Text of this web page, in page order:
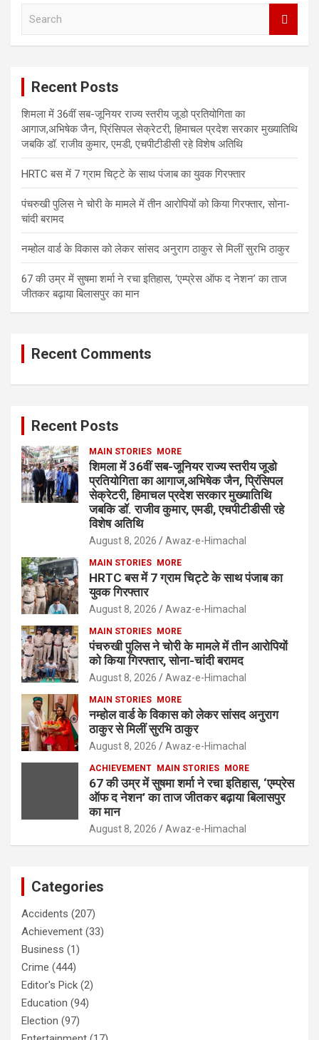
Recent Posts
शिमला में 36वीं सब-जूनियर राज्य स्तरीय जूडो प्रतियोगिता का
आगाज,अभिषेक जैन, प्रिंसिपल सेक्रेटरी, हिमाचल प्रदेश सरकार मुख्यातिथि
जबकि डॉ. राजीव कुमार, एमडी, एचपीटीडीसी रहे विशेष अतिथि
HRTC बस में 7 ग्राम चिट्टे के साथ पंजाब का युवक गिरफ्तार
पंचरुखी पुलिस ने चोरी के मामले में तीन आरोपियों को किया गिरफ्तार, सोना-
चांदी बरामद
नम्होल वार्ड के विकास को लेकर सांसद अनुराग ठाकुर से मिलीं सुरभि ठाकुर
67 की उम्र में सुषमा शर्मा ने रचा इतिहास, ‘एम्प्रेस ऑफ द नेशन’ का ताज
जीतकर बढ़ाया बिलासपुर का मान
Recent Comments
Recent Posts
MAIN STORIES MORE
शिमला में 36वीं सब-जूनियर राज्य स्तरीय जूडो
प्रतियोगिता का आगाज,अभिषेक जैन, प्रिंसिपल
सेक्रेटरी, हिमाचल प्रदेश सरकार मुख्यातिथि
जबकि डॉ. राजीव कुमार, एमडी, एचपीटीडीसी रहे
विशेष अतिथि
August 8, 2026 Awaz-e-Himachal
MAIN STORIES MORE
HRTC बस में 7 ग्राम चिट्टे के साथ पंजाब का
युवक गिरफ्तार
August 8, 2026 Awaz-e-Himachal
MAIN STORIES MORE
पंचरुखी पुलिस ने चोरी के मामले में तीन आरोपियों
को किया गिरफ्तार, सोना-चांदी बरामद
August 8, 2026 Awaz-e-Himachal
MAIN STORIES MORE
नम्होल वार्ड के विकास को लेकर सांसद अनुराग
ठाकुर से मिलीं सुरभि ठाकुर
August 8, 2026 Awaz-e-Himachal
ACHIEVEMENT MAIN STORIES MORE
67 की उम्र में सुषमा शर्मा ने रचा इतिहास, ‘एम्प्रेस
ऑफ द नेशन’ का ताज जीतकर बढ़ाया बिलासपुर
का मान
August 8, 2026 Awaz-e-Himachal
Categories
Accidents (207)
Achievement (33)
Business (1)
Crime (444)
Editor's Pick (2)
Education (94)
Election (97)